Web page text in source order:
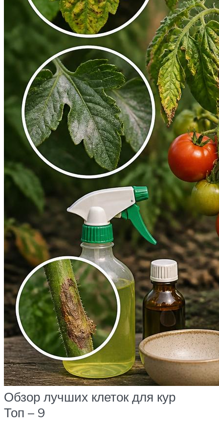
Обзор лучших клеток для кур
Топ – 9